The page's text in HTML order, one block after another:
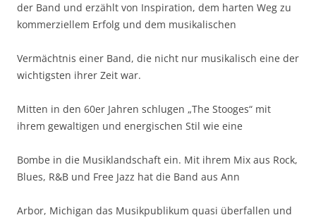
der Band und erzählt von Inspiration, dem harten Weg zu
kommerziellem Erfolg und dem musikalischen
Vermächtnis einer Band, die nicht nur musikalisch eine der
wichtigsten ihrer Zeit war.
Mitten in den 60er Jahren schlugen „The Stooges“ mit
ihrem gewaltigen und energischen Stil wie eine
Bombe in die Musiklandschaft ein. Mit ihrem Mix aus Rock,
Blues, R&B und Free Jazz hat die Band aus Ann
Arbor, Michigan das Musikpublikum quasi überfallen und